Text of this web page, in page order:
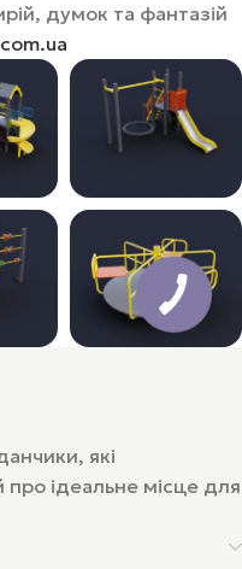
думок та фантазій
які
про ідеальне місце для